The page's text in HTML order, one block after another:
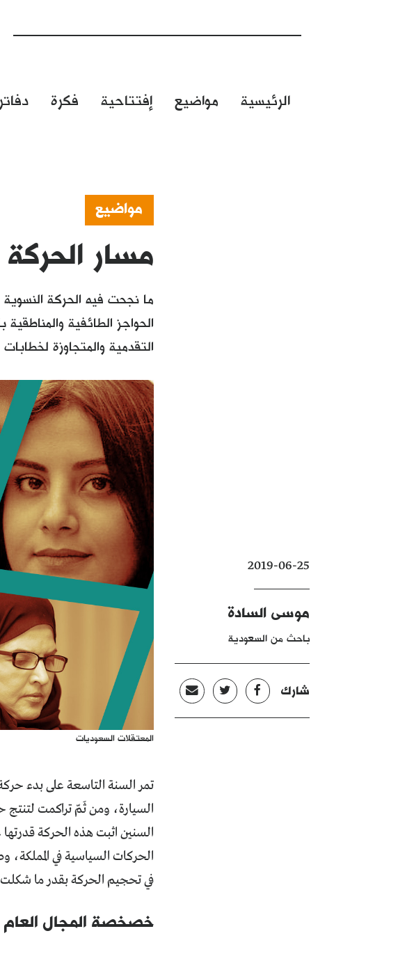
الرئيسية مواضيع إفتتاحية فكرة دفاتر
مواضيع
مسار
ما نجحت فيه الحركة
الحواجز الطائفية
التقدمية والمتجاوزة
2019-06-25
موسى السادة
باحث من السعودية
شارك
المعتقلات السعوديات
تمر السنة التاسعة على بدء حركة
السيارة، ومن ثَمّ تراكمت
السنين اثبت هذه الحركة
الحركات السياسية في
في تحجيم الحركة بقدر ما شكلت
خصخصة المجال العام